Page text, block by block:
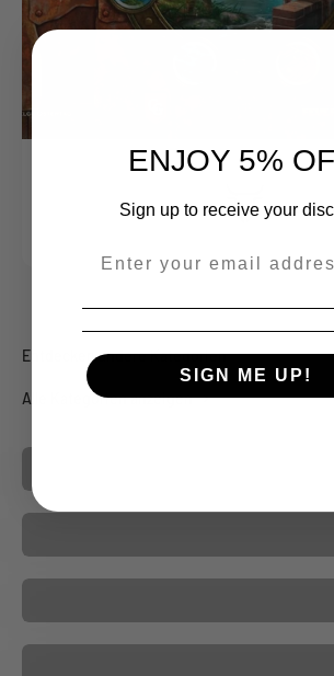
Alle Kategorien anzeigen
ENJOY 5%
Sign up to receive your
SIGN ME UP!